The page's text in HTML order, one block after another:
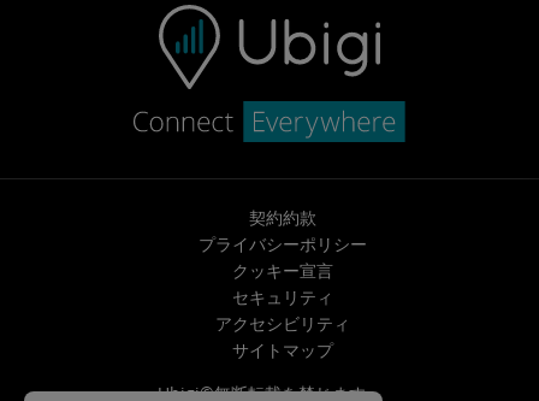
契約約款
プライバシーポリシー
クッキー宣言
セキュリティ
アクセシビリティ
サイトマップ
Ubigi©無断転載を禁じます。